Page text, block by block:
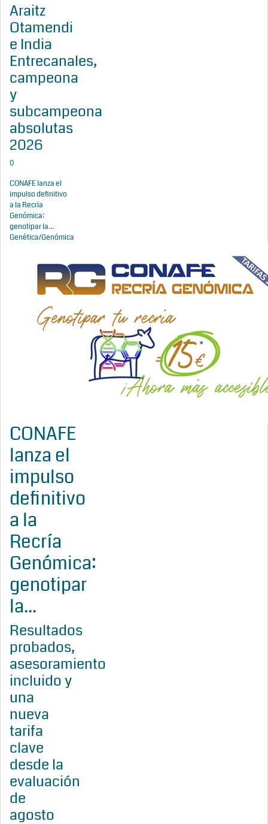
Araitz
Otamendi
e India
Entrecanales,
campeona
y
subcampeona
absolutas
2026
0
CONAFE lanza el
impulso definitivo
a la Recría
Genómica:
genotipar la...
Genética/Genómica
CONAFE
lanza el
impulso
definitivo
a la
Recría
Genómica:
genotipar
la...
Resultados
probados,
asesoramiento
incluido y
una
nueva
tarifa
clave
desde la
evaluación
de
agosto